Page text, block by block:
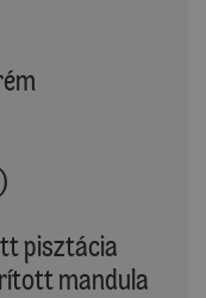
pisztácia
mandula